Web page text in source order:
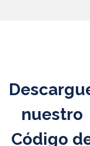
nuestro
Código